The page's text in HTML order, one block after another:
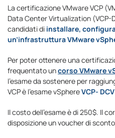
La certificazione VMware VCP
Data Center Virtualization
candidati di installare,
un’infrastruttura VMware
Per poter ottenere una
frequentato uncorso VMware
l’esame da sostenere per
VCP è l’esame vSphereVCP- DCV
Il costo dell’esame è di 250$. Il
disposizione un voucher di